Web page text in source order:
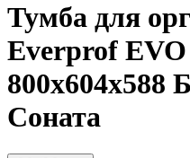
Тумба для
Everprof
800х604x588
Соната